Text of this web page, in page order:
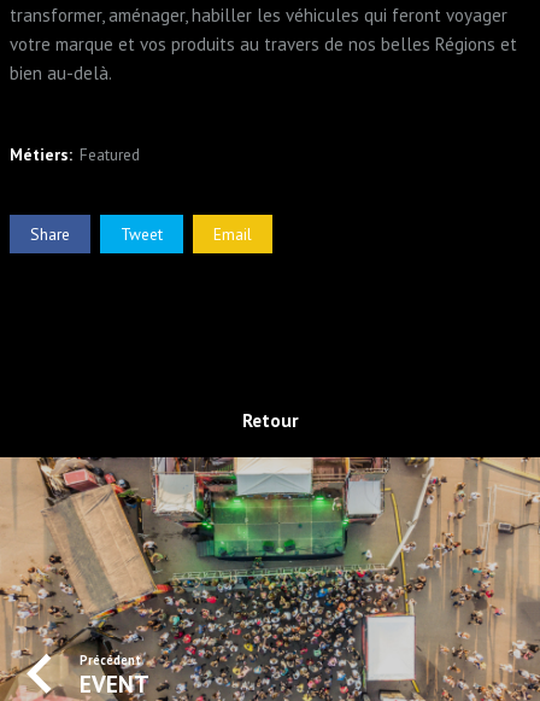
transformer, aménager, habiller les véhicules qui feront voyager
votre marque et vos produits au travers de nos belles Régions et
bien au-delà.
Métiers: Featured
Share Tweet Email
Retour
Précédent
EVENT